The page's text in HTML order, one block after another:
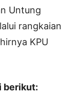
Untung
rangkaian
KPU
berikut: